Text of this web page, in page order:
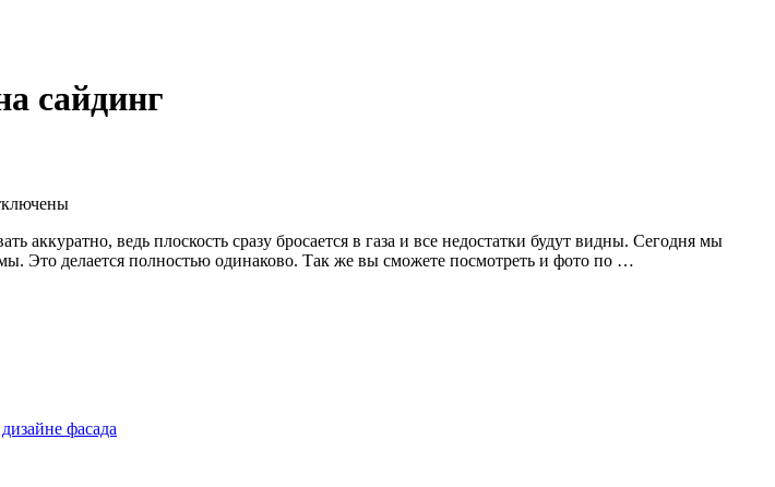
сайдинг
аккуратно, ведь плоскость сразу бросается в газа и все недостатки будут видны. Сегодня мы
Это делается полностью одинаково. Так же вы сможете посмотреть и фото по …
фасада